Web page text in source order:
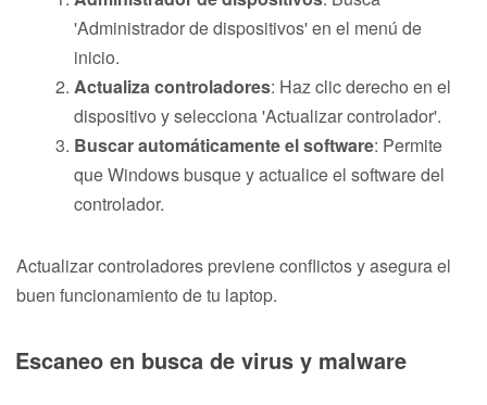
'Administrador de dispositivos' en el menú de
inicio.
Actualiza controladores: Haz clic derecho en el
dispositivo y selecciona 'Actualizar controlador'.
Buscar automáticamente el software: Permite
que Windows busque y actualice el software del
controlador.
Actualizar controladores previene conflictos y asegura el
buen funcionamiento de tu laptop.
Escaneo en busca de virus y malware